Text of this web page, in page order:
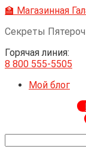
Перейти
контенту
🏫 Магазинная
Секреты
Горячая линия:
8 800 555-5505
Мой блог